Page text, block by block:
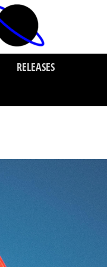
RELEASES